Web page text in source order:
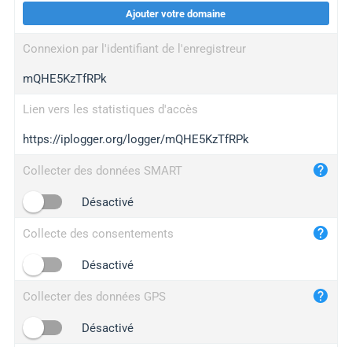
wl.gl
ed.tc
iplogger.com
maper.info
2no.co
yip.su
iplogger.info
Ajouter votre domaine
Connexion par l'identifiant de l'enregistreur
mQHE5KzTfRPk
Lien vers les statistiques d'accès
https://iplogger.org/logger/mQHE5KzTfRPk
Collecter des données SMART
Désactivé
Collecte des consentements
Désactivé
Collecter des données GPS
Désactivé